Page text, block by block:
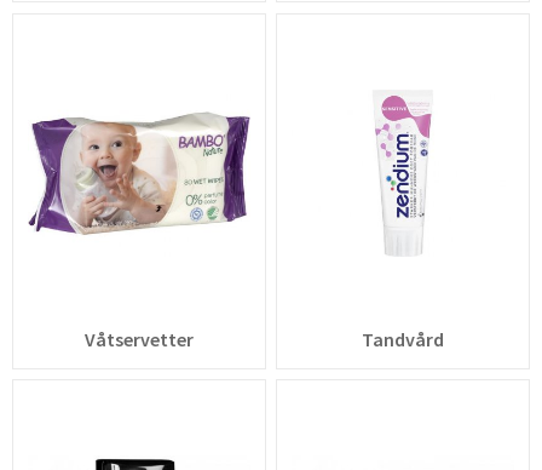
Våtservetter Tandvård